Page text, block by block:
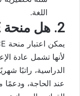
اللغة.
2. هل منحة ARICE ممولة بالكامل؟
لأنها تشمل عادة
الدراسية، راتبًا
عند الحاجة، ودعمًا